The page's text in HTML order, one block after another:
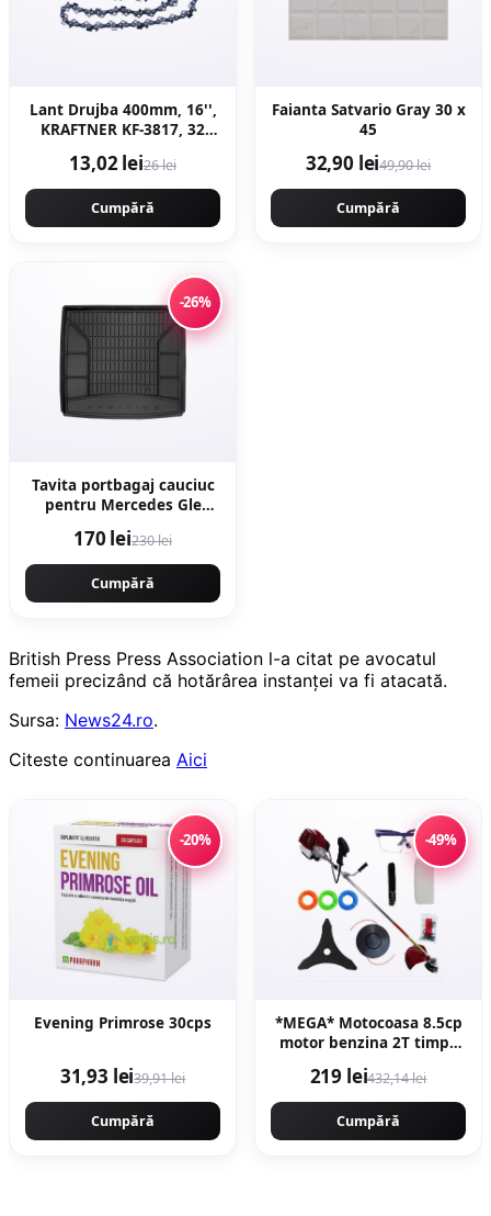
Lant Drujba 400mm, 16'',
KRAFTNER KF-3817, 32
0.325 motofierastrau
13,02 lei26 lei
Cumpără
Faianta Satvario Gray 30 x
45
32,90 lei49,90 lei
Cumpără
-26%
Tavita portbagaj cauciuc
pentru Mercedes Gle
170 lei230 lei
Cumpără
British Press Press Association l-a citat pe avocatul
femeii precizând că hotărârea instanţei va fi atacată.
Sursa: News24.ro.
Citeste continuarea Aici
-20%
Evening Primrose 30cps
31,93 lei39,91 lei
Cumpără
-49%
*MEGA* Motocoasa 8.5cp
motor benzina 2T timpi,
10 accesorii incluse, Easy
Start, CAMPION
PREFESIONAL CMP1546
219 lei432,14 lei
Cumpără